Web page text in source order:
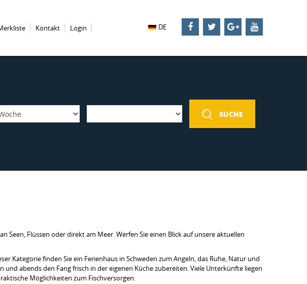
Kontakt Login DE
SUCHE
Seen, Flüssen oder direkt am Meer. Werfen Sie einen Blick auf unsere aktuellen
Kategorie finden Sie ein Ferienhaus in Schweden zum Angeln, das Ruhe, Natur und
abends den Fang frisch in der eigenen Küche zubereiten. Viele Unterkünfte liegen
Möglichkeiten zum Fischversorgen.